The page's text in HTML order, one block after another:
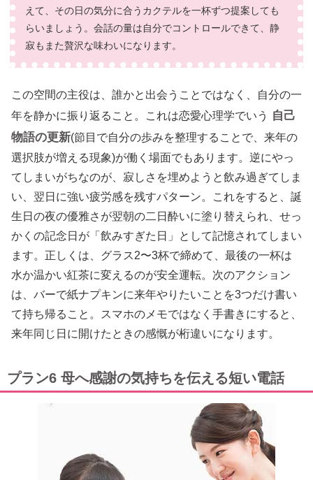
えて、その日の気分に合うカクテルを一杯ずつ提案しても
らいましょう。会話の量は自分でコントロールできて、静
寂もまた贅沢な味わいになります。
この空間の主役は、誰かと出会うことではなく、自分の一
年を静かに振り返ること。これは恋愛心理学でいう
自己
物語の更新(節目で自分の歩みを整理することで、来年の
選択肢が増える現象)が働く場面でもあります。逆にやっ
てしまいがちなのが、寂しさを埋めようと飲み過ぎてしま
い、翌日に強い疲労感を残すパターン。これをすると、誕
生日の夜の優雅さが翌朝の二日酔いに塗り替えられ、せっ
かくの記念日が「飲みすぎた日」として記憶されてしまい
ます。正しくは、グラス2〜3杯で締めて、最後の一杯は
水か温かい紅茶に変えるのが安全運転。次のアクション
は、バーで紙ナプキンに来年やりたいことを3つだけ書い
て持ち帰ること。スマホのメモではなく手書きにすると、
来年同じ日に開けたときの感慨が桁違いになります。
プラン6 母へ感謝の気持ちを伝える短い電話